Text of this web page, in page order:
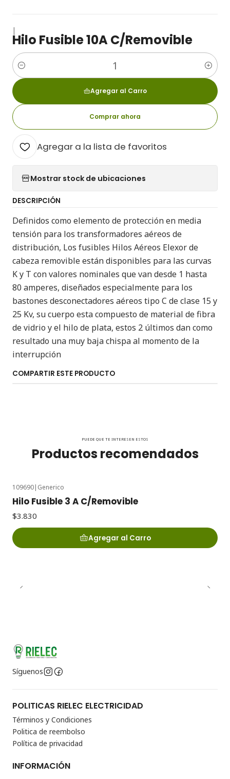
|
Hilo Fusible 10A C/Removible
Cantidad
Agregar al Carro
Comprar ahora
Agregar a la lista de favoritos
Mostrar stock de ubicaciones
DESCRIPCIÓN
Definidos como elemento de protección en media
tensión para los transformadores aéreos de
distribución, Los fusibles Hilos Aéreos Elexor de
cabeza removible están disponibles para las curvas
K y T con valores nominales que van desde 1 hasta
80 amperes, diseñados especialmente para los
bastones desconectadores aéreos tipo C de clase 15 y
25 Kv, su cuerpo esta compuesto de material de fibra
de vidrio y el hilo de plata, estos 2 últimos dan como
resultado una muy baja chispa al momento de la
interrupción
COMPARTIR ESTE PRODUCTO
PUEDE QUE TE INTERESEN ESTOS
Productos recomendados
109690| Generico
Hilo Fusible 3 A C/Removible
$3.830
Agregar al Carro
Síguenos
POLITICAS RIELEC ELECTRICIDAD
Términos y Condiciones
Politica de reembolso
Política de privacidad
INFORMACIÓN